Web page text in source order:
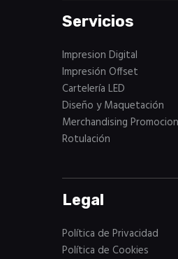
Servicios
Impresion Digital
Impresión Offset
Cartelería LED
Diseño y Maquetación
Merchandising
Rotulación
Legal
Política de Privacidad
Política de Cookies